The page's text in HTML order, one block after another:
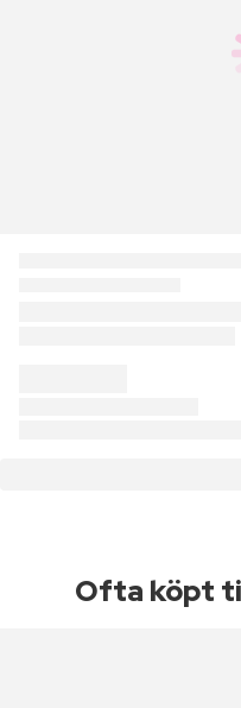
Ofta köpt